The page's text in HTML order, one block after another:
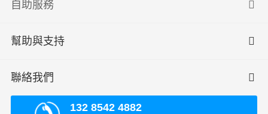
自助服務
幫助與支持
聯絡我們
132 8542 4882